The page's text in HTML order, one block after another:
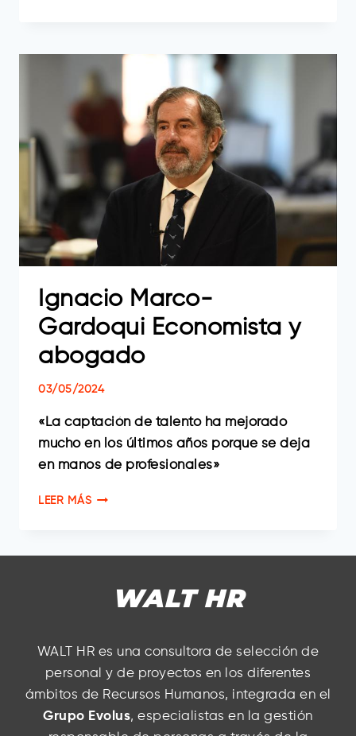
DE
DESARROLLO
DIRECTIVO
EN
SIDENOR
Ignacio Marco-
Gardoqui Economista y
abogado
03/05/2024
«La captación de talento ha mejorado
mucho en los últimos años porque se deja
en manos de profesionales»
LEER MÁSIGNACIO
WALT HR
WALT HR es una consultora de selección de
personal y de proyectos en los diferentes
ámbitos de Recursos Humanos, integrada en el
Grupo Evolus, especialistas en la gestión